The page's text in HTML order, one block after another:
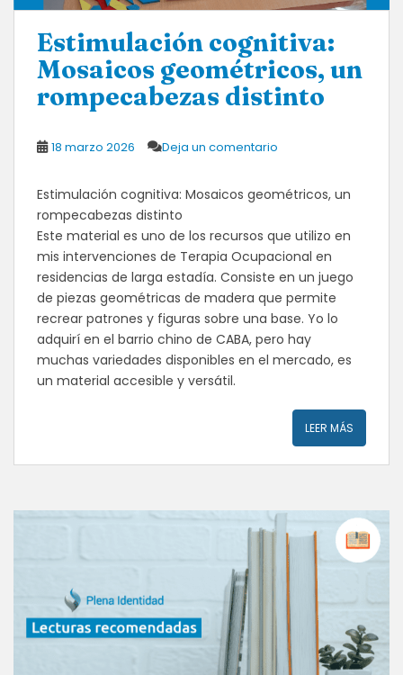
​Estimulación cognitiva:
Mosaicos geométricos, un
rompecabezas distinto
18 marzo 2026 Deja un comentario
​Estimulación cognitiva: Mosaicos geométricos, un
rompecabezas distinto
​Este material es uno de los recursos que utilizo en
mis intervenciones de Terapia Ocupacional en
residencias de larga estadía. Consiste en un juego
de piezas geométricas de madera que permite
recrear patrones y figuras sobre una base. Yo lo
adquirí en el barrio chino de CABA, pero hay
muchas variedades disponibles en el mercado, es
un material accesible y versátil.
LEER MÁS